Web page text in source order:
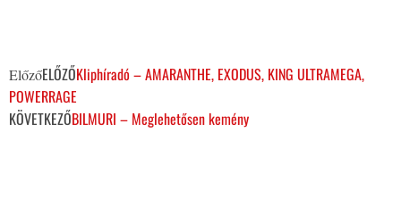
ElőzőELŐZŐKliphíradó – AMARANTHE, EXODUS, KING ULTRAMEGA,
POWERRAGE
KÖVETKEZŐBILMURI – Meglehetősen kemény